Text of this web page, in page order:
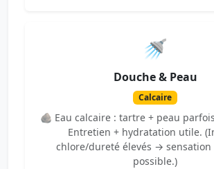
🚿
Douche & Peau
Calcaire
🪨 Eau calcaire : tartre + peau
Entretien + hydratation utile.
chlore/dureté élevés → sensation
possible.)